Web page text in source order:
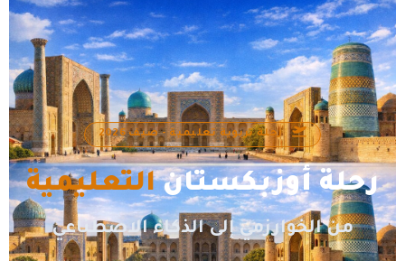
رحلة تربوية تعليمية - صيف 2026
رحلة أوزبكستانالتعليمية
من الخوارزمي إلى الذكاء الاصطناعي